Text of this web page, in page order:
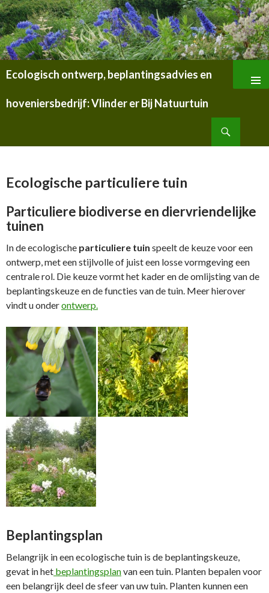
Ecologisch ontwerp, beplantingsadvies en
hoveniersbedrijf: Vlinder er Bij Natuurtuin
NAAR
INHOUD
Ecologische particuliere tuin
Particuliere biodiverse en diervriendelijke
tuinen
In de ecologische particuliere tuin speelt de keuze voor een
ontwerp, met een stijlvolle of juist een losse vormgeving een
centrale rol. Die keuze vormt het kader en de omlijsting van de
beplantingskeuze en de functies van de tuin. Meer hierover
vindt u onderontwerp.
Beplantingsplan
Belangrijk in een ecologische tuin is de beplantingskeuze,
gevat in het beplantingsplanvan een tuin. Planten bepalen voor
een belangrijk deel de sfeer van uw tuin. Planten kunnen een